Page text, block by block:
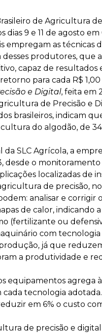
de Agricultura
9 e 11 de agosto em
empregam as técnicas
produtores, que
capaz de resultados
para cada R$ 1,00
e Digital, feita em
de Precisão e
brasileiros, indicam
do algodão, de
SLC Agrícola, a
desde o monitoramento
localizadas de
de precisão,
analisar e corrigir
de calor, indicando a
(fertilizante ou
com
já que
a produtividade e
equipamentos agrega
cada tecnologia
em 6% o custo
de precisão e digital